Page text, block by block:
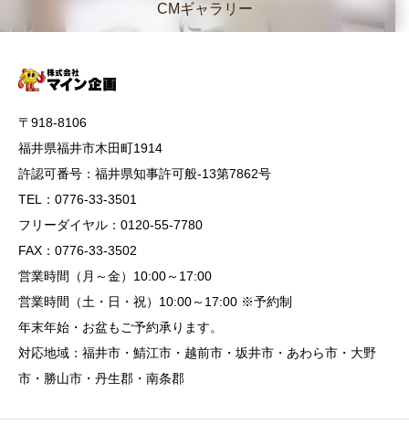
CMギャラリー
〒918-8106
福井県福井市木田町1914
許認可番号：福井県知事許可般-13第7862号
TEL：0776-33-3501
フリーダイヤル：0120-55-7780
FAX：0776-33-3502
営業時間（月～金）10:00～17:00
営業時間（土・日・祝）10:00～17:00 ※予約制
年末年始・お盆もご予約承ります。
対応地域：福井市・鯖江市・越前市・坂井市・あわら市・大野
市・勝山市・丹生郡・南条郡